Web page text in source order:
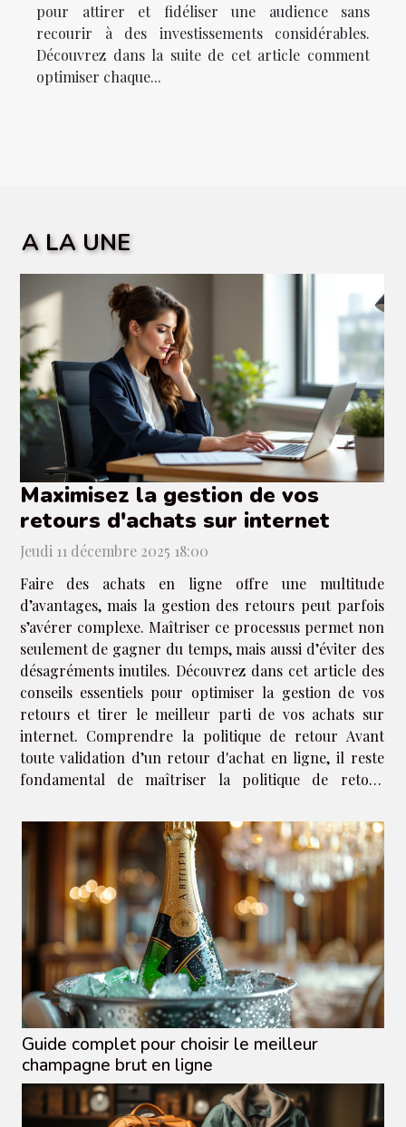
pour attirer et fidéliser une audience sans
recourir à des investissements considérables.
Découvrez dans la suite de cet article comment
optimiser chaque...
A LA UNE
Maximisez la gestion de vos
retours d'achats sur internet
Jeudi 11 décembre 2025 18:00
Faire des achats en ligne offre une multitude
d’avantages, mais la gestion des retours peut parfois
s’avérer complexe. Maîtriser ce processus permet non
seulement de gagner du temps, mais aussi d’éviter des
désagréments inutiles. Découvrez dans cet article des
conseils essentiels pour optimiser la gestion de vos
retours et tirer le meilleur parti de vos achats sur
internet. Comprendre la politique de retour Avant
toute validation d’un retour d'achat en ligne, il reste
fondamental de maîtriser la politique de retour
des conditions...
Guide complet pour choisir le meilleur
champagne brut en ligne